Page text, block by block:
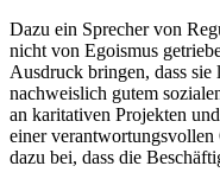
Dazu ein Sprecher von
nicht von Egoismus
Ausdruck bringen, dass
nachweislich gutem
an karitativen Projekten
einer verantwortungsvollen
dazu bei, dass die